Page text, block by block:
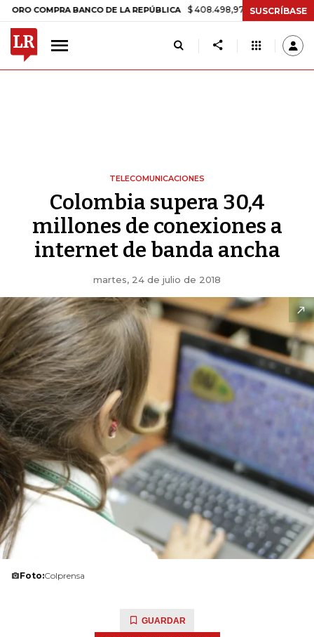
BANCO DE LA REPÚBLICA $ 408.498,97 +$ 8.753,81 +2,19%
SUSCRÍBASE
TELECOMUNICACIONES
Colombia supera 30,4
millones de conexiones a
internet de banda ancha
martes, 24 de julio de 2018
Foto:Colprensa
GUARDAR